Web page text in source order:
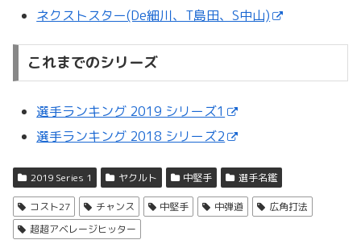
ネクストスター(De細川、T島田、S中山)
これまでのシリーズ
選手ランキング 2019 シリーズ1
選手ランキング 2018 シリーズ2
2019 Series 1 ヤクルト 中堅手 選手名鑑
コスト27 チャンス 中堅手 中弾道
広角打法
超超アベレージヒッター